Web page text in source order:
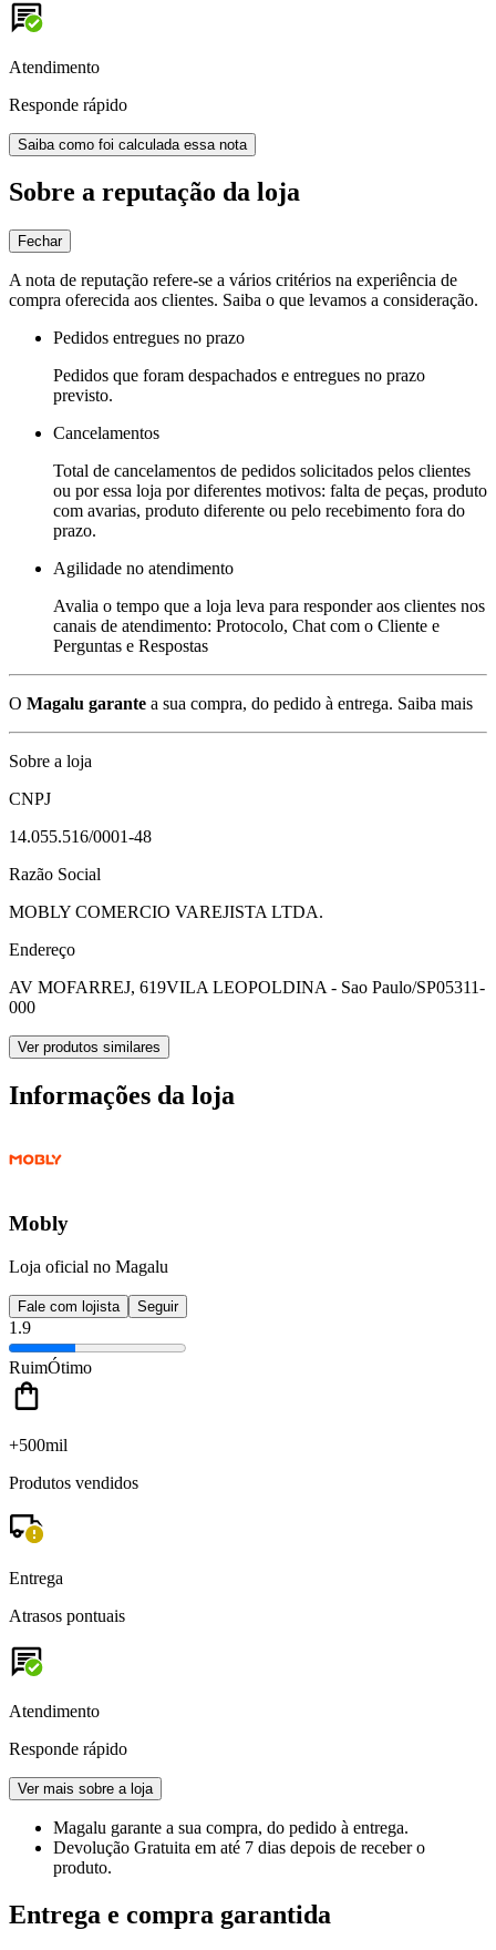
Atendimento
Responde rápido
Saiba como foi calculada essa nota
Sobre a reputação da loja
Fechar
A nota de reputação refere-se a vários critérios na experiência de
compra oferecida aos clientes. Saiba o que levamos a consideração.
Pedidos entregues no prazo
Pedidos que foram despachados e entregues no prazo
previsto.
Cancelamentos
Total de cancelamentos de pedidos solicitados pelos clientes
ou por essa loja por diferentes motivos: falta de peças, produto
com avarias, produto diferente ou pelo recebimento fora do
prazo.
Agilidade no atendimento
Avalia o tempo que a loja leva para responder aos clientes nos
canais de atendimento: Protocolo, Chat com o Cliente e
Perguntas e Respostas
O Magalu garante a sua compra, do pedido à entrega. Saiba mais
Sobre a loja
CNPJ
14.055.516/0001-48
Razão Social
MOBLY COMERCIO VAREJISTA LTDA.
Endereço
AV MOFARREJ, 619VILA LEOPOLDINA - Sao Paulo/SP05311-
000
Ver produtos similares
Informações da loja
Mobly
Loja oficial no Magalu
Fale com lojista Seguir
1.9
RuimÓtimo
+500mil
Produtos vendidos
Entrega
Atrasos pontuais
Atendimento
Responde rápido
Ver mais sobre a loja
Magalu garante a sua compra, do pedido à entrega.
Devolução Gratuita em até 7 dias depois de receber o
produto.
Entrega e compra garantida